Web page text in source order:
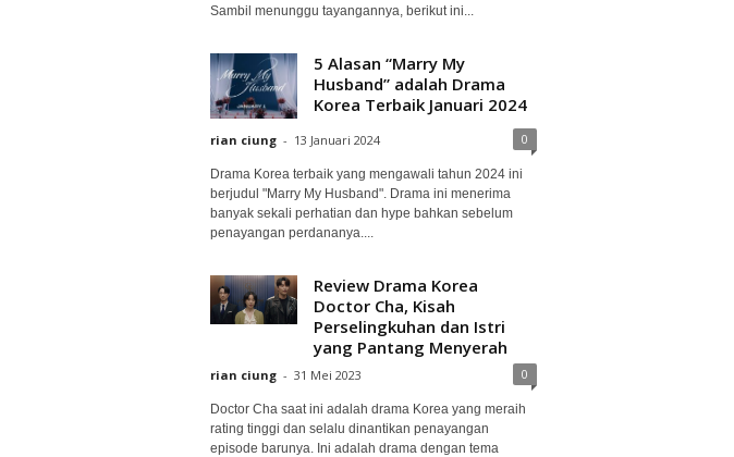
Sambil menunggu tayangannya, berikut ini...
5 Alasan “Marry My
Husband” adalah Drama
Korea Terbaik Januari 2024
rian ciung - 13 Januari 2024 0
Drama Korea terbaik yang mengawali tahun 2024 ini
berjudul "Marry My Husband". Drama ini menerima
banyak sekali perhatian dan hype bahkan sebelum
penayangan perdananya....
Review Drama Korea
Doctor Cha, Kisah
Perselingkuhan dan Istri
yang Pantang Menyerah
rian ciung - 31 Mei 2023 0
Doctor Cha saat ini adalah drama Korea yang meraih
rating tinggi dan selalu dinantikan penayangan
episode barunya. Ini adalah drama dengan tema